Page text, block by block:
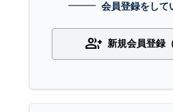
会員登録をして
group_add 新規会員登録